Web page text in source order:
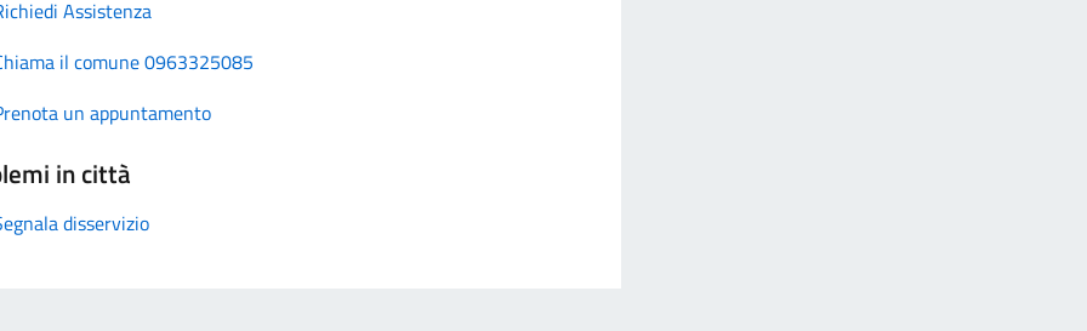
Assistenza
il comune 0963325085
un appuntamento
in città
disservizio